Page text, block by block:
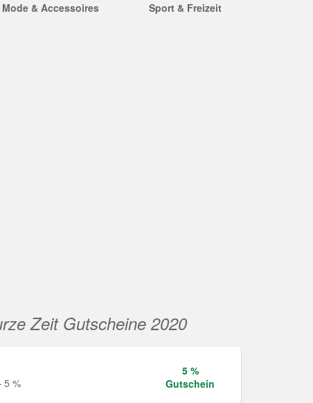
Mode & Accessoires Sport & Freizeit
Zeit Gutscheine 2020
5 %
5 %
Gutschein